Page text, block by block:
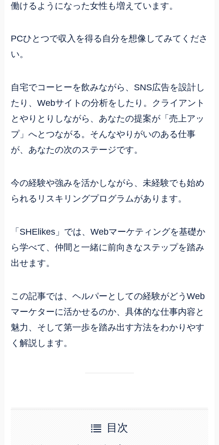
働けるようになった女性も増えています。
PCひとつで収入を得る自分を想像してみてくださ
い。
自宅でコーヒーを飲みながら、SNS広告を設計し
たり、Webサイトの分析をしたり。クライアント
とやりとりしながら、あなたの提案が「売上アッ
プ」へとつながる。そんなやりがいのある仕事
が、あなたの次のステージです。
今の経験や強みを活かしながら、未経験でも始め
られるリスキリングプログラムがあります。
「SHElikes」では、Webマーケティングを基礎か
ら学べて、仲間と一緒に前向きなステップを踏み
出せます。
この記事では、ヘルパーとしての経験がどうWeb
マーケターに活かせるのか、具体的な仕事内容と
魅力、そして第一歩を踏み出す方法をわかりやす
く解説します。
目次